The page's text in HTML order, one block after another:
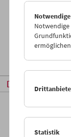
01
Di 4.11.
Notwendige
Statistik